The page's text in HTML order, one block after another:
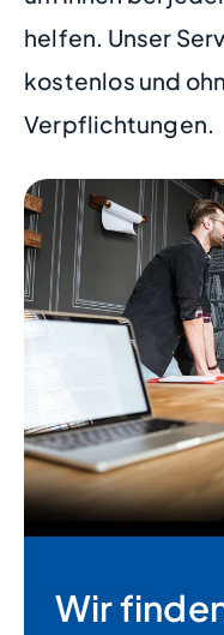
helfen. Unser
kostenlos und
Verpflichtungen.
Wir